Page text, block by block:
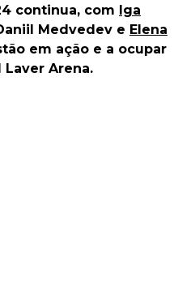
continua, com Iga
Medvedev e Elena
em ação e a ocupar
Arena.